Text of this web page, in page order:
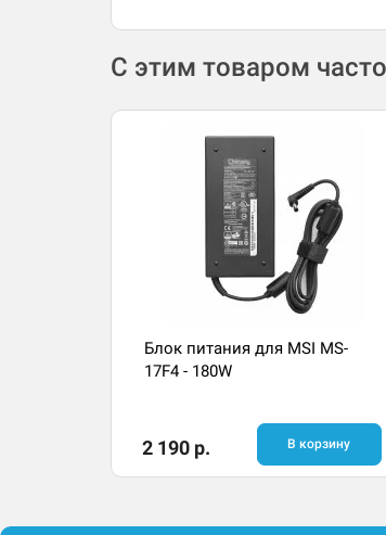
С этим товаром
Блок питания для MSI MS-
17F4 - 180W
2 190 р. В корзину